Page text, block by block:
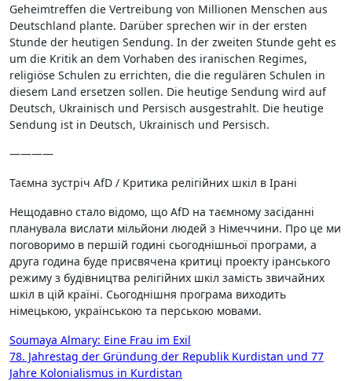
Geheimtreffen die Vertreibung von Millionen Menschen aus
Deutschland plante. Darüber sprechen wir in der ersten
Stunde der heutigen Sendung. In der zweiten Stunde geht es
um die Kritik an dem Vorhaben des iranischen Regimes,
religiöse Schulen zu errichten, die die regulären Schulen in
diesem Land ersetzen sollen. Die heutige Sendung wird auf
Deutsch, Ukrainisch und Persisch ausgestrahlt. Die heutige
Sendung ist in Deutsch, Ukrainisch und Persisch.
————
Таємна зустріч AfD / Критика релігійних шкіл в Ірані
Нещодавно стало відомо, що AfD на таємному засіданні
планувала вислати мільйони людей з Німеччини. Про це ми
поговоримо в першій годині сьогоднішньої програми, а
друга година буде присвячена критиці проекту іранського
режиму з будівництва релігійних шкіл замість звичайних
шкіл в цій країні. Сьогоднішня програма виходить
німецькою, українською та перською мовами.
Beitragsnavigation
Soumaya Almary: Eine Frau im Exil
78. Jahrestag der Gründung der Republik Kurdistan und 77
Jahre Kolonialismus in Kurdistan